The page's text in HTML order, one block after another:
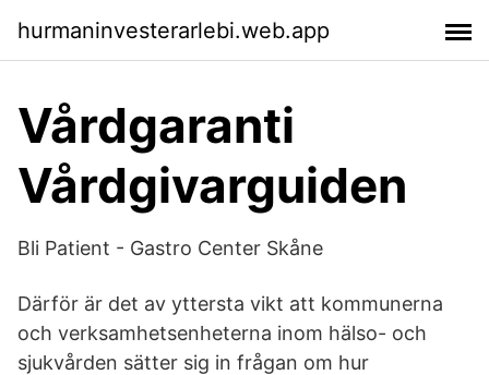
hurmaninvesterarlebi.web.app
Vårdgaranti
Vårdgivarguiden
Bli Patient - Gastro Center Skåne
Därför är det av yttersta vikt att kommunerna
och verksamhetsenheterna inom hälso- och
sjukvården sätter sig in frågan om hur